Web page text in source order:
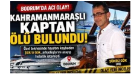
BÖLGEDEN
BİLİM TEKNOLOJİ
ASAYİŞ